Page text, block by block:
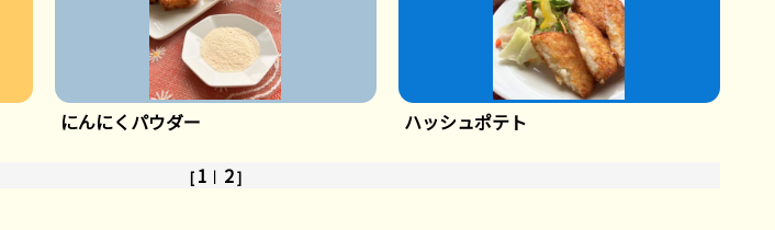
にんにくパウダー ハッシュポテト
[ 1 ｜ 2]